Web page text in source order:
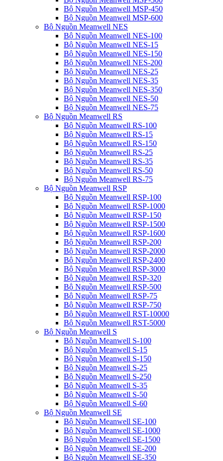
Bộ Nguồn Meanwell MSP-450
Bộ Nguồn Meanwell MSP-600
Bộ Nguồn Meanwell NES
Bộ Nguồn Meanwell NES-100
Bộ Nguồn Meanwell NES-15
Bộ Nguồn Meanwell NES-150
Bộ Nguồn Meanwell NES-200
Bộ Nguồn Meanwell NES-25
Bộ Nguồn Meanwell NES-35
Bộ Nguồn Meanwell NES-350
Bộ Nguồn Meanwell NES-50
Bộ Nguồn Meanwell NES-75
Bộ Nguồn Meanwell RS
Bộ Nguồn Meanwell RS-100
Bộ Nguồn Meanwell RS-15
Bộ Nguồn Meanwell RS-150
Bộ Nguồn Meanwell RS-25
Bộ Nguồn Meanwell RS-35
Bộ Nguồn Meanwell RS-50
Bộ Nguồn Meanwell RS-75
Bộ Nguồn Meanwell RSP
Bộ Nguồn Meanwell RSP-100
Bộ Nguồn Meanwell RSP-1000
Bộ Nguồn Meanwell RSP-150
Bộ Nguồn Meanwell RSP-1500
Bộ Nguồn Meanwell RSP-1600
Bộ Nguồn Meanwell RSP-200
Bộ Nguồn Meanwell RSP-2000
Bộ Nguồn Meanwell RSP-2400
Bộ Nguồn Meanwell RSP-3000
Bộ Nguồn Meanwell RSP-320
Bộ Nguồn Meanwell RSP-500
Bộ Nguồn Meanwell RSP-75
Bộ Nguồn Meanwell RSP-750
Bộ Nguồn Meanwell RST-10000
Bộ Nguồn Meanwell RST-5000
Bộ Nguồn Meanwell S
Bộ Nguồn Meanwell S-100
Bộ Nguồn Meanwell S-15
Bộ Nguồn Meanwell S-150
Bộ Nguồn Meanwell S-25
Bộ Nguồn Meanwell S-250
Bộ Nguồn Meanwell S-35
Bộ Nguồn Meanwell S-50
Bộ Nguồn Meanwell S-60
Bộ Nguồn Meanwell SE
Bộ Nguồn Meanwell SE-100
Bộ Nguồn Meanwell SE-1000
Bộ Nguồn Meanwell SE-1500
Bộ Nguồn Meanwell SE-200
Bộ Nguồn Meanwell SE-350